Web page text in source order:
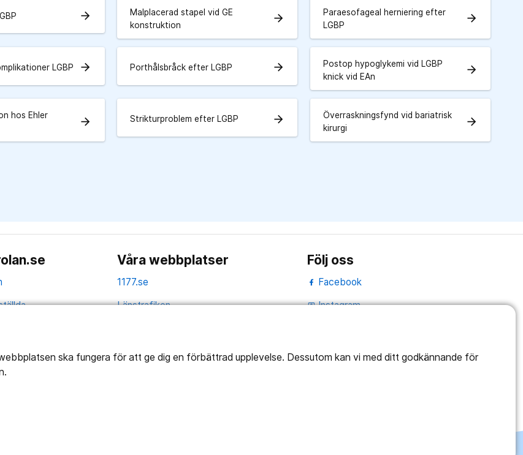
ska fungera för att ge dig en förbättrad upplevelse. Dessutom kan vi med ditt godkännande för
arrow_forward
Malplacerad stapel vid GE
konstruktion
arrow_forward
Paraesofageal herniering efter
LGBP
arrow_forward
LGBP arrow_forward Porthålsbråck efter LGBP arrow_forward
Postop hypoglykemi vid LGBP
knick vid EAn
arrow_forward
hos Ehler
arrow_forward Strikturproblem efter LGBP arrow_forward
Överraskningsfynd vid bariatrisk
kirurgi
arrow_forward
Våra webbplatser
1177.se
Länstrafiken
Följ oss
Facebook
portraitInstagram